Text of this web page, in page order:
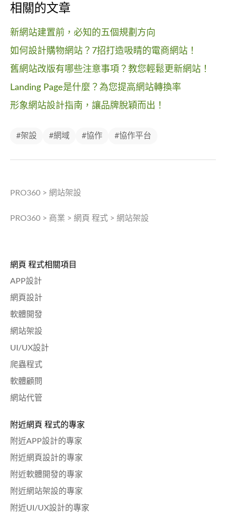
相關的文章
新網站建置前，必知的五個規劃方向
如何設計購物網站？7招打造吸睛的電商網站！
舊網站改版有哪些注意事項？教您輕鬆更新網站！
Landing Page是什麼？為您提高網站轉換率
形象網站設計指南，讓品牌脫穎而出！
#架設 #網域 #協作 #協作平台
PRO360 > 網站架設
PRO360 > 商業 > 網頁 程式 > 網站架設
網頁 程式相關項目
APP設計
網頁設計
軟體開發
網站架設
UI/UX設計
爬蟲程式
軟體顧問
網站代管
附近網頁 程式的專家
附近APP設計的專家
附近網頁設計的專家
附近軟體開發的專家
附近網站架設的專家
附近UI/UX設計的專家